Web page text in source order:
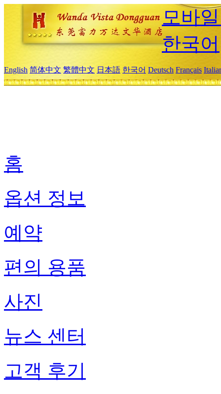
모바
한국어
English 简体中文 繁體中文 日本語 한국어 Deutsch Français
홈
옵션 정보
예약
편의 용품
사진
뉴스 센터
고객 후기